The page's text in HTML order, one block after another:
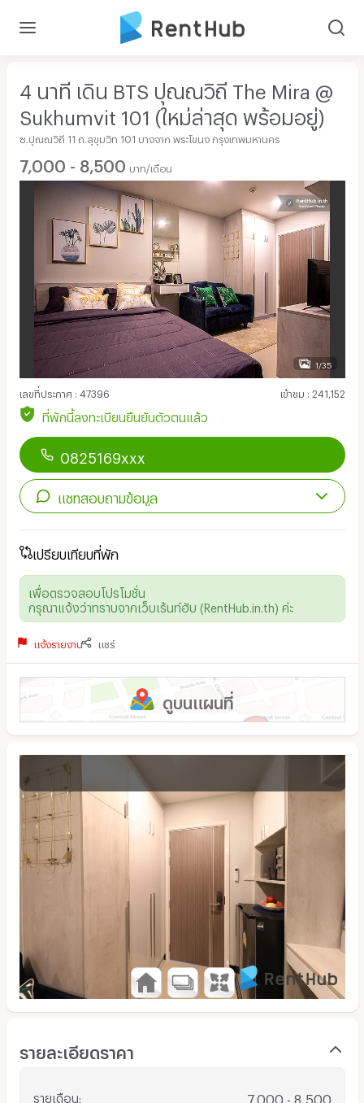
4 นาที เดิน BTS ปุณณวิถี The Mira @
Sukhumvit 101 (ใหม่ล่าสุด พร้อมอยู่)
ซ.ปุณณวิถี 11 ถ.สุขุมวิท 101 บางจาก พระโขนง กรุงเทพมหานคร
7,000 - 8,500 บาท/เดือน
1/35
เลขที่ประกาศ : 47396 เข้าชม : 241,152
ที่พักนี้ลงทะเบียนยืนยันตัวตนแล้ว
0825169xxx
แชทสอบถามข้อมูล
เปรียบเทียบที่พัก
เพื่อตรวจสอบโปรโมชั่น
กรุณาแจ้งว่าทราบจากเว็บเร้นท์ฮับ (RentHub.in.th) ค่ะ
แจ้งรายงาน แชร์
ดูบนแผนที่
รายละเอียดราคา
รายเดือน 7,000 - 8,500